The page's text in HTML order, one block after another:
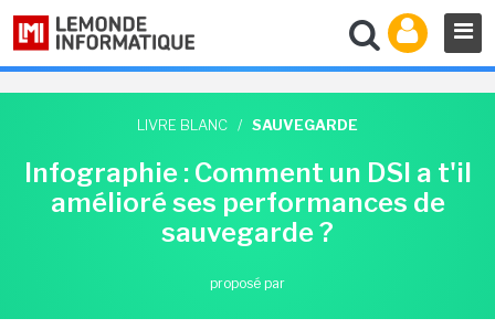
LIVRE BLANC / SAUVEGARDE
Infographie : Comment un DSI a t'il
amélioré ses performances de
sauvegarde ?
proposé par